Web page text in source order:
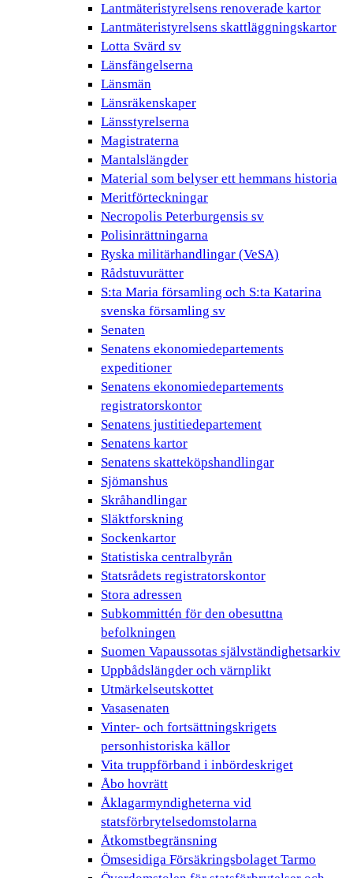
Lantmäteristyrelsens renoverade kartor
Lantmäteristyrelsens skattläggningskartor
Lotta Svärd sv
Länsfängelserna
Länsmän
Länsräkenskaper
Länsstyrelserna
Magistraterna
Mantalslängder
Material som belyser ett hemmans historia
Meritförteckningar
Necropolis Peterburgensis sv
Polisinrättningarna
Ryska militärhandlingar (VeSA)
Rådstuvurätter
S:ta Maria församling och S:ta Katarina
svenska församling sv
Senaten
Senatens ekonomiedepartements
expeditioner
Senatens ekonomiedepartements
registratorskontor
Senatens justitiedepartement
Senatens kartor
Senatens skatteköpshandlingar
Sjömanshus
Skråhandlingar
Släktforskning
Sockenkartor
Statistiska centralbyrån
Statsrådets registratorskontor
Stora adressen
Subkommittén för den obesuttna
befolkningen
Suomen Vapaussotas självständighetsarkiv
Uppbådslängder och värnplikt
Utmärkelseutskottet
Vasasenaten
Vinter- och fortsättningskrigets
personhistoriska källor
Vita truppförband i inbördeskriget
Åbo hovrätt
Åklagarmyndigheterna vid
statsförbrytelsedomstolarna
Åtkomstbegränsning
Ömsesidiga Försäkringsbolaget Tarmo